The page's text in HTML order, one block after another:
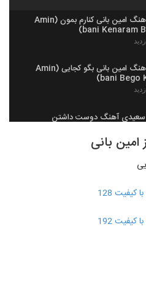
دانلود آهنگ امین بانی کنارم بمون (Amin
bani Kenaram
دانلود آهنگ امین بانی بگو کجایی (Amin
bani Bego
سعیدی آهنگ دوست داشتن
محمد نجم تکمیله دنیام
عسگری آهنگ ساده
امین بانی
128
192